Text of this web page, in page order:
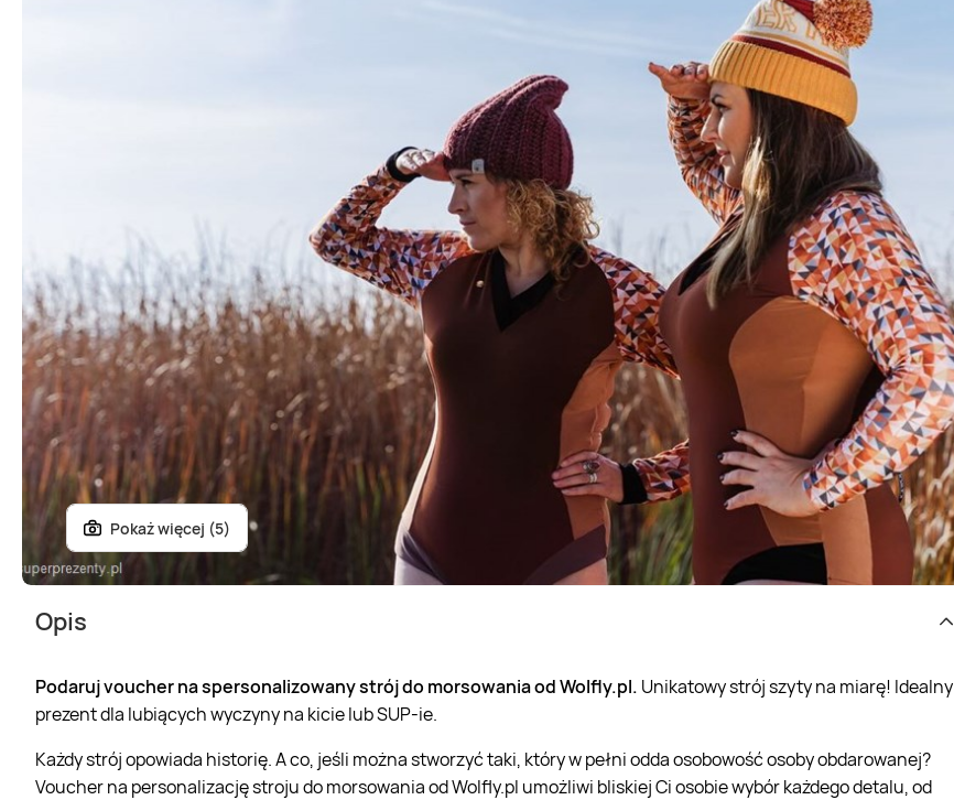
Pokaż więcej (5)
Opis
Podaruj voucher na spersonalizowany strój do morsowania od Wolfly.pl. Unikatowy strój szyty na miarę! Idealny
prezent dla lubiących wyczyny na kicie lub SUP-ie.
Każdy strój opowiada historię. A co, jeśli można stworzyć taki, który w pełni odda osobowość osoby obdarowanej?
Voucher na personalizację stroju do morsowania od Wolfly.pl umożliwi bliskiej Ci osobie wybór każdego detalu, od